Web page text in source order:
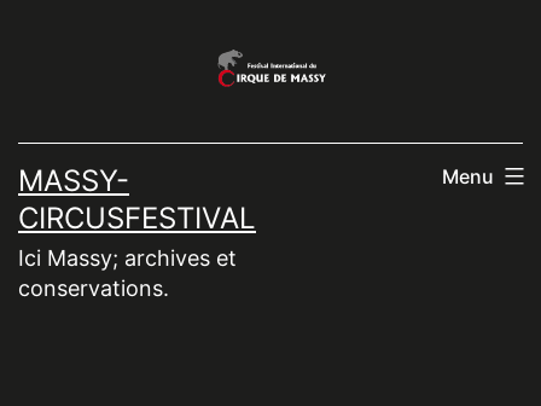
MASSY-
CIRCUSFESTIVAL
Ici Massy; archives et
conservations.
Menu